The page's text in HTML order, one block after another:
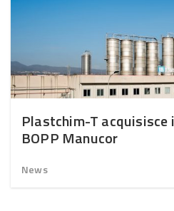
Plastchim-T
BOPP Manucor
News